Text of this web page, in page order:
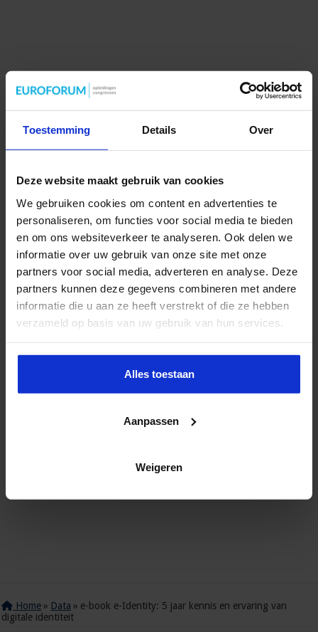
Toestemming Details Over
Deze website maakt gebruik van cookies
We gebruiken cookies om content en advertenties te
personaliseren, om functies voor social media te bieden
en om ons websiteverkeer te analyseren. Ook delen we
informatie over uw gebruik van onze site met onze
partners voor social media, adverteren en analyse. Deze
partners kunnen deze gegevens combineren met andere
informatie die u aan ze heeft verstrekt of die ze hebben
verzameld op basis van uw gebruik van hun services.
Alles toestaan
Aanpassen
Weigeren
Home » Data » e-book e-Identity: 5 jaar kennis en ervaring van
digitale identiteit